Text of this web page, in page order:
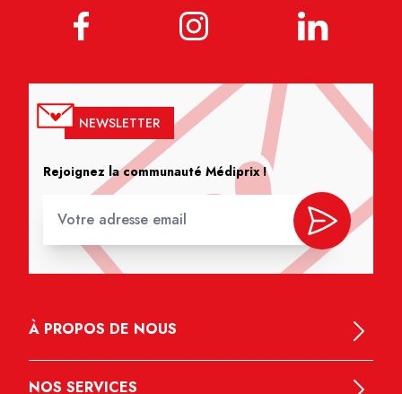
NEWSLETTER
Rejoignez la communauté Médiprix !
À PROPOS DE NOUS
NOS SERVICES